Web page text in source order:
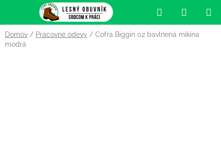
obsah
Hľadať
KOŠÍK
Domov / Pracovné odevy / Cofra Biggin 02 bavlnená mikina
modrá